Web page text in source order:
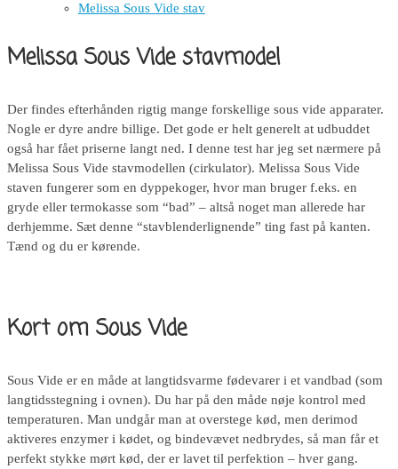
Melissa Sous Vide stav
Melissa Sous Vide stavmodel
Der findes efterhånden rigtig mange forskellige sous vide apparater.
Nogle er dyre andre billige. Det gode er helt generelt at udbuddet
også har fået priserne langt ned. I denne test har jeg set nærmere på
Melissa Sous Vide stavmodellen (cirkulator). Melissa Sous Vide
staven fungerer som en dyppekoger, hvor man bruger f.eks. en
gryde eller termokasse som “bad” – altså noget man allerede har
derhjemme. Sæt denne “stavblenderlignende” ting fast på kanten.
Tænd og du er kørende.
Kort om Sous Vide
Sous Vide er en måde at langtidsvarme fødevarer i et vandbad (som
langtidsstegning i ovnen). Du har på den måde nøje kontrol med
temperaturen. Man undgår man at overstege kød, men derimod
aktiveres enzymer i kødet, og bindevævet nedbrydes, så man får et
perfekt stykke mørt kød, der er lavet til perfektion – hver gang.